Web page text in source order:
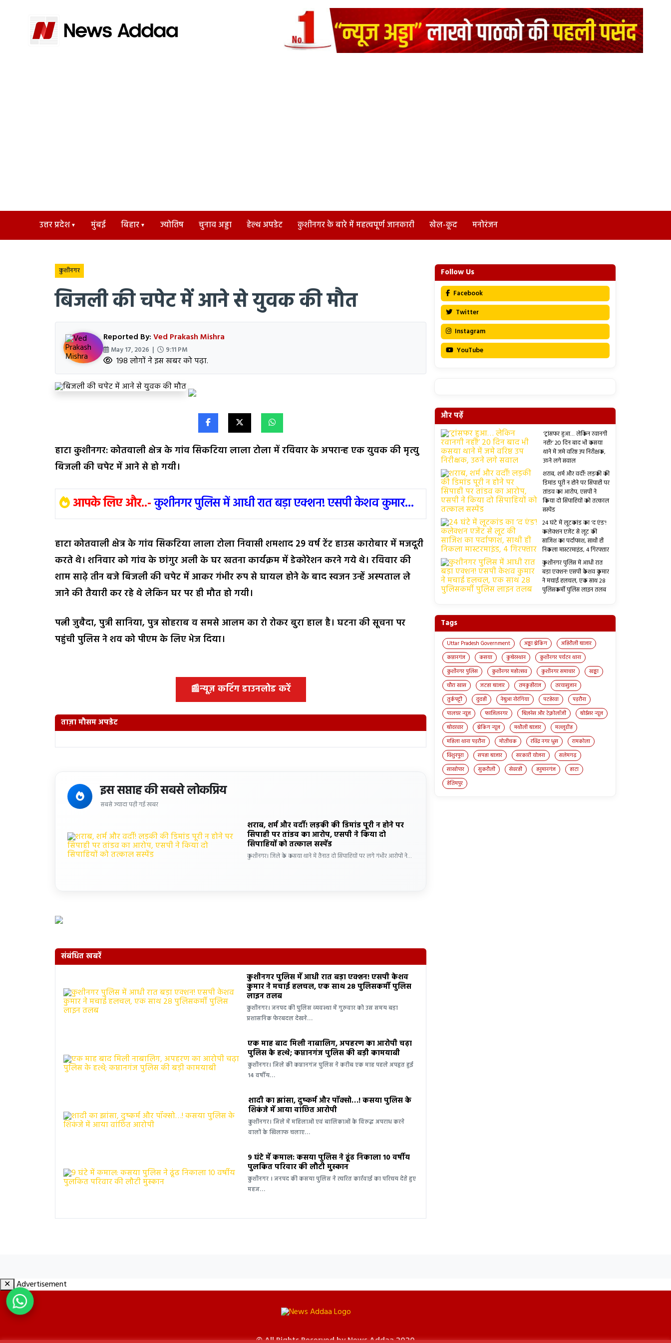
उत्तर प्रदेश मुंबई बिहार ज्योतिष चुनाव अड्डा हेल्थ अपडेट कुशीनगर के बारे में महत्वपूर्ण जानकारी खेल-कूद मनोरंजन
कुशीनगर
बिजली की चपेट में आने से युवक की मौत
Reported By:Ved Prakash Mishra
May 17, 2026 | 9:11 PM
198 लोगों ने इस खबर को पढ़ा.
हाटा कुशीनगर: कोतवाली क्षेत्र के गांव सिकटिया लाला टोला में रविवार के अपरान्ह एक युवक की मृत्यु
बिजली की चपेट में आने से हो गयी।
आपके लिए और..-कुशीनगर पुलिस में आधी रात बड़ा एक्शन! एसपी केशव कुमार...
हाटा कोतवाली क्षेत्र के गांव सिकटिया लाला टोला निवासी शमशाद 29 वर्ष टेंट हाउस कारोबार में मजदूरी
करते थे। शनिवार को गांव के छांगुर अली के घर खतना कार्यक्रम में डेकोरेशन करने गये थे। रविवार की
शाम साढ़े तीन बजे बिजली की चपेट में आकर गंभीर रुप से घायल होने के बाद स्वजन उन्हें अस्पताल ले
जाने की तैयारी कर रहे थे लेकिन घर पर ही मौत हो गयी।
पत्नी जुबैदा, पुत्री सानिया, पुत्र सोहराब व समसे आलम का रो रोकर बुरा हाल है। घटना की सूचना पर
पहुंची पुलिस ने शव को पीएम के लिए भेज दिया।
📰न्यूज़ कटिंग डाउनलोड करें
ताज़ा मौसम अपडेट
इस सप्ताह की सबसे लोकप्रिय
सबसे ज्यादा पढ़ी गई खबर
शराब, शर्म और वर्दी! लड़की की डिमांड पूरी न होने पर
सिपाही पर तांडव का आरोप, एसपी ने किया दो
सिपाहियों को तत्काल सस्पेंड
कुशीनगर। जिले के कसया थाने में तैनात दो सिपाहियों पर लगे गंभीर आरोपों ने…
संबंधित खबरें
कुशीनगर पुलिस में आधी रात बड़ा एक्शन! एसपी केशव
कुमार ने मचाई हलचल, एक साथ 28 पुलिसकर्मी पुलिस
लाइन तलब
कुशीनगर। जनपद की पुलिस व्यवस्था में गुरुवार को उस समय बड़ा
प्रशासनिक फेरबदल देखने…
एक माह बाद मिली नाबालिग, अपहरण का आरोपी चढ़ा
पुलिस के हत्थे; कप्तानगंज पुलिस की बड़ी कामयाबी
कुशीनगर। जिले की कप्तानगंज पुलिस ने करीब एक माह पहले अपहृत हुई
14 वर्षीय…
शादी का झांसा, दुष्कर्म और पॉक्सो…! कसया पुलिस के
शिकंजे में आया वांछित आरोपी
कुशीनगर। जिले में महिलाओं एवं बालिकाओं के विरुद्ध अपराध करने
वालों के खिलाफ चलाए…
9 घंटे में कमाल: कसया पुलिस ने ढूंढ निकाला 10 वर्षीय
पुलकित परिवार की लौटी मुस्कान
कुशीनगर । जनपद की कसया पुलिस ने त्वरित कार्रवाई का परिचय देते हुए
महज…
Follow Us
Facebook
Twitter
Instagram
YouTube
और पढ़ें
‘ट्रांसफर हुआ… लेकिन रवानगी
नहीं!’ 20 दिन बाद भी कसया
थाने में जमे वरिष्ठ उप निरीक्षक,
उठने लगे सवाल
शराब, शर्म और वर्दी! लड़की की
डिमांड पूरी न होने पर सिपाही पर
तांडव का आरोप, एसपी ने
किया दो सिपाहियों को तत्काल
सस्पेंड
24 घंटे में लूटकांड का ‘द एंड’!
कलेक्शन एजेंट से लूट की
साजिश का पर्दाफाश, साथी ही
निकला मास्टरमाइंड, 4 गिरफ्तार
कुशीनगर पुलिस में आधी रात
बड़ा एक्शन! एसपी केशव कुमार
ने मचाई हलचल, एक साथ 28
पुलिसकर्मी पुलिस लाइन तलब
Tags
Uttar Pradesh Government अड्डा ब्रेकिंग
अहिरौली बाजार
कप्तानगंज
कसया कुबेरस्थान
कुशीनगर पर्यटन थाना
कुशीनगर पुलिस
कुशीनगर महोत्सव कुशीनगर समाचार
खड्डा
चौरा खास
जटहा बाजार तमकुहीराज
तरयासुजान
तुर्कपट्टी
दुदही नेबुआ नोरंगिया पटहेरवा
पड़रौना
पालघर न्यूज़
फाजिलनगर बिज़नेस और टेक्नोलॉजी
बोईसर न्यूज़
बोदरवार
ब्रेकिंग न्यूज़ मथौली बाजार
मल्लूडीह
महिला थाना पड़रौना
मोतीचक रविंद्र नगर धुस
रामकोला
विशुनपुरा
सपहा बाजार सरकारी योजना
सलेमगढ़
साखोपार
सुकरौली सेवरही हनुमानगंज
हाटा
हेतिमपुर
✕ Advertisement
© All Rights Reserved by News Addaa 2020